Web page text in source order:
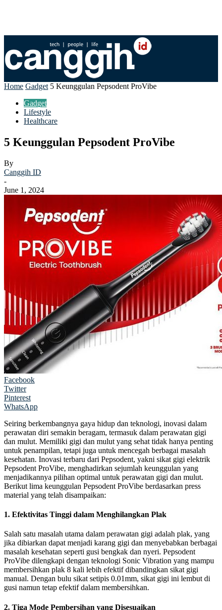
Home Gadget 5 Keunggulan Pepsodent ProVibe
Gadget
Lifestyle
Healthcare
5 Keunggulan Pepsodent ProVibe
By
Canggih ID
-
June 1, 2024
Facebook
Twitter
Pinterest
WhatsApp
Seiring berkembangnya gaya hidup dan teknologi, inovasi dalam
perawatan diri semakin beragam, termasuk dalam perawatan gigi
dan mulut. Memiliki gigi dan mulut yang sehat tidak hanya penting
untuk penampilan, tetapi juga untuk mencegah berbagai masalah
kesehatan. Inovasi terbaru dari Pepsodent, yakni sikat gigi elektrik
Pepsodent ProVibe, menghadirkan sejumlah keunggulan yang
menjadikannya pilihan optimal untuk perawatan gigi dan mulut.
Berikut lima keunggulan Pepsodent ProVibe berdasarkan press
material yang telah disampaikan:
1. Efektivitas Tinggi dalam Menghilangkan Plak
Salah satu masalah utama dalam perawatan gigi adalah plak, yang
jika dibiarkan dapat menjadi karang gigi dan menyebabkan berbagai
masalah kesehatan seperti gusi bengkak dan nyeri. Pepsodent
ProVibe dilengkapi dengan teknologi Sonic Vibration yang mampu
membersihkan plak 8 kali lebih efektif dibandingkan sikat gigi
manual. Dengan bulu sikat setipis 0.01mm, sikat gigi ini lembut di
gusi namun tetap efektif dalam membersihkan.
2. Tiga Mode Pembersihan yang Disesuaikan